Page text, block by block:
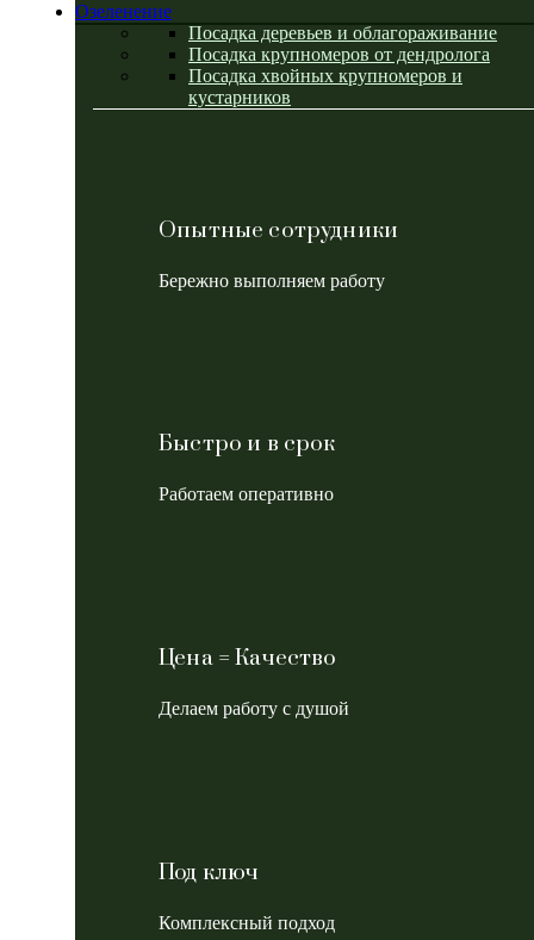
Озеленение
Посадка деревьев и облагораживание
Посадка крупномеров от дендролога
Посадка хвойных крупномеров и
кустарников
Опытные сотрудники
Бережно выполняем работу
Быстро и в срок
Работаем оперативно
Цена = Качество
Делаем работу с душой
Под ключ
Комплексный подход